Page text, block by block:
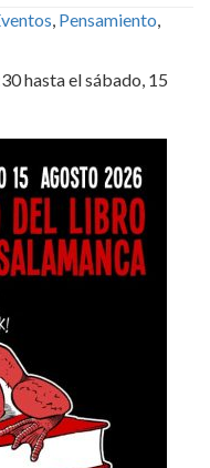
, Pensamiento,
hasta el sábado, 15